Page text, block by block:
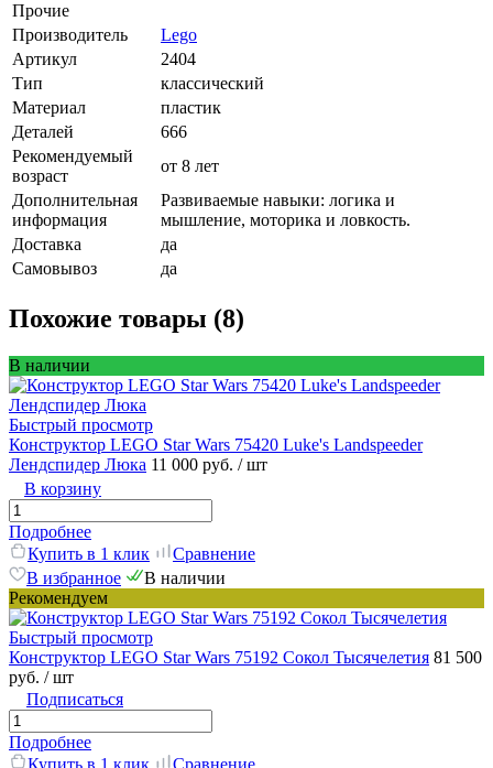
Прочие
Производитель
Lego
Артикул
2404
Тип
классический
Материал
пластик
Деталей
666
Рекомендуемый
возраст
от 8 лет
Дополнительная
информация
Развиваемые навыки: логика и
мышление, моторика и ловкость.
Доставка
да
Самовывоз
да
Похожие товары (8)
В наличии
Быстрый просмотр
Конструктор LEGO Star Wars 75420 Luke's Landspeeder
Лендспидер Люка 11 000 руб. / шт
В корзину
Подробнее
Купить в 1 клик
Сравнение
В избранное
В наличии
Рекомендуем
Быстрый просмотр
Конструктор LEGO Star Wars 75192 Сокол Тысячелетия 81 500
руб. / шт
Подписаться
Подробнее